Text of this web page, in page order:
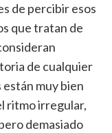
de percibir esos
que tratan de
de cualquier
están muy bien
ritmo irregular,
demasiado